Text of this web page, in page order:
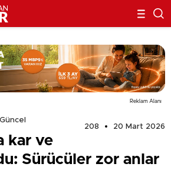
Reklam Alanı
Güncel
208
20 Mart 2026
kar ve
Sürücüler zor anlar